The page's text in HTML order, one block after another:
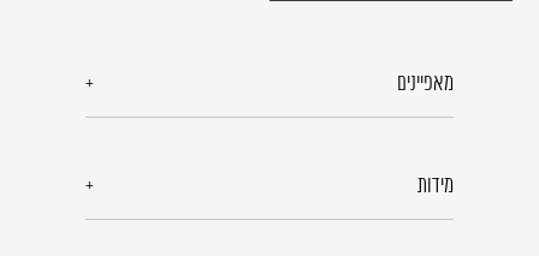
מאפיינים
מידות